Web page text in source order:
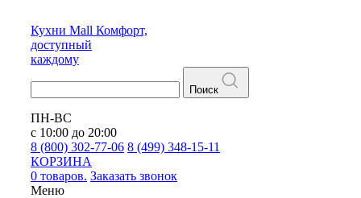
Кухни Mall Комфорт,
доступный
каждому
Поиск
ПН-ВС
с 10:00 до 20:00
8 (800) 302-77-06 8 (499) 348-15-11
КОРЗИНА
0 товаров. Заказать звонок
Меню